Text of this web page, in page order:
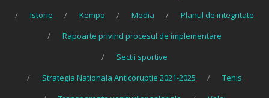
Istorie
Kempo Media
Planul de integritate
Rapoarte privind procesul de implementare
Sectii sportive
Strategia Nationala Anticoruptie 2021-2025
Tenis